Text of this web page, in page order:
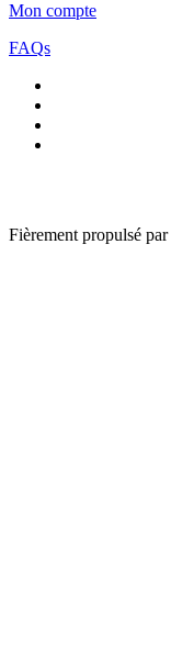
Mon compte
FAQs
Fièrement propulsé par